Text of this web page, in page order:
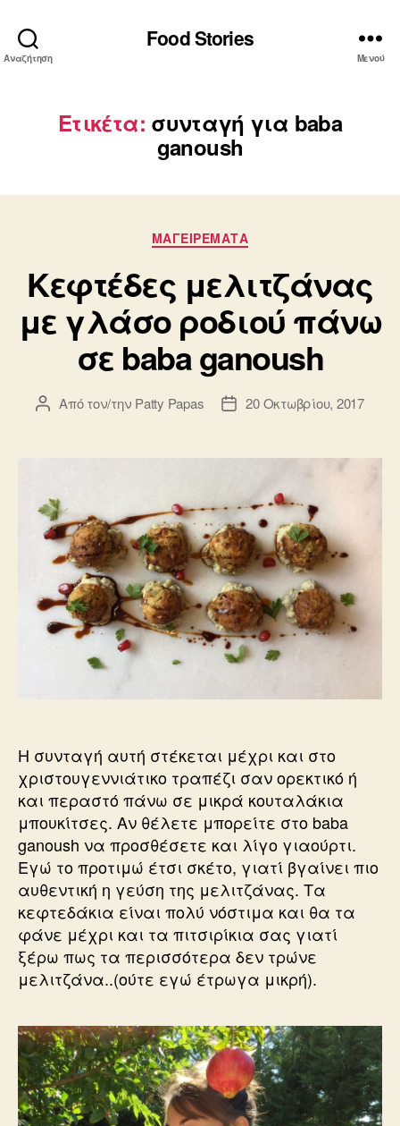
Αναζήτηση
Food Stories
Μενού
Ετικέτα: συνταγή για baba
ganoush
Κατηγορίες
ΜΑΓΕΙΡΕΜΑΤΑ
Κεφτέδες μελιτζάνας
με γλάσο ροδιού πάνω
σε baba ganoush
Συντάκτης
Από τον/την Patty Papas
Ημ.20 Οκτωβρίου, 2017
Η συνταγή αυτή στέκεται μέχρι και στο
χριστουγεννιάτικο τραπέζι σαν ορεκτικό ή
και περαστό πάνω σε μικρά κουταλάκια
μπουκίτσες. Αν θέλετε μπορείτε στο baba
ganoush να προσθέσετε και λίγο γιαούρτι.
Εγώ το προτιμώ έτσι σκέτο, γιατί βγαίνει πιο
αυθεντική η γεύση της μελιτζάνας. Τα
κεφτεδάκια είναι πολύ νόστιμα και θα τα
φάνε μέχρι και τα πιτσιρίκια σας γιατί
ξέρω πως τα περισσότερα δεν τρώνε
μελιτζάνα..(ούτε εγώ έτρωγα μικρή).